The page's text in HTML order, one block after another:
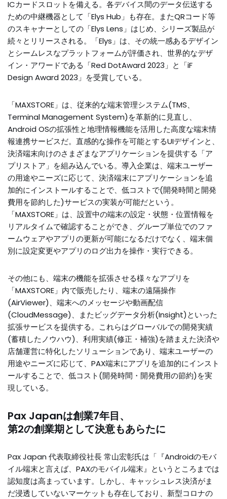
ICカードスロットを備える。各デバイス間のデータ伝送する
ための中継機器として「Elys Hub」も存在。またQRコード等
のスキャナーとしての「Elys Lens」はじめ、シリーズ製品が
続々とリリースされる。「Elys」は、その統一感あるデザイン
とシームレスなプラットフォームが評価され、世界的なデザ
イン・アワードである「Red DotAward 2023」と「iF
Design Award 2023」を受賞している。
「MAXSTORE」は、従来的な端末管理システム(TMS、
Terminal Management System)を革新的に見直し、
Android OSの拡張性と地理情報機能を活用した高度な端末情
報連携サービスだ。直感的な操作を可能とするUIデザインと、
決済端末向けのさまざまなアプリケーションを提供する「ア
プリストア」を組み込んでいる。導入企業は、端末ユーザー
の用途やニーズに応じて、決済端末にアプリケーションを追
加的にインストールすることで、低コストで(開発時間と開発
費用を節約した)サービスの実装が可能だという。
「MAXSTORE」は、設置中の端末の設定・状態・位置情報を
リアルタイムで確認することができ、グループ単位でのファ
ームウェアやアプリの更新が可能になるだけでなく、端末個
別に設定変更やアプリのログ出力を操作・実行できる。
その他にも、端末の機能を拡張させる様々なアプリを
「MAXSTORE」内で販売したり、端末の遠隔操作
(AirViewer)、端末へのメッセージや動画配信
(CloudMessage)、またビッグデータ分析(Insight)といった
拡張サービスを提供する。これらはグローバルでの開発実績
(蓄積したノウハウ)、利用実績(修正・補強)を踏まえた決済や
店舗運営に特化したソリューションであり、端末ユーザーの
用途やニーズに応じて、PAX端末にアプリを追加的にインスト
ールすることで、低コスト(開発時間・開発費用の節約)を実
現している。
Pax Japanは創業7年目、
第2の創業期として決意もあらたに
Pax Japan 代表取締役社長 常山宏彰氏は「『Androidのモバ
イル端末と言えば、PAXのモバイル端末』というところまでは
認知度は高まっています。しかし、キャッシュレス決済がま
だ浸透していないマーケットも存在しており、新型コロナの